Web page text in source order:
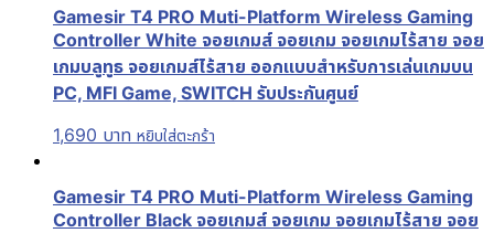
Gamesir T4 PRO Muti-Platform Wireless Gaming
Controller White จอยเกมส์ จอยเกม จอยเกมไร้สาย จอย
เกมบลูทูธ จอยเกมส์ไร้สาย ออกแบบสำหรับการเล่นเกมบน
PC, MFI Game, SWITCH รับประกันศูนย์
1,690 บาท หยิบใส่ตะกร้า
Gamesir T4 PRO Muti-Platform Wireless Gaming
Controller Black จอยเกมส์ จอยเกม จอยเกมไร้สาย จอย